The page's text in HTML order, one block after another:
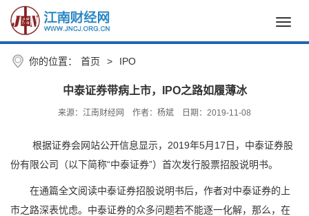
你的位置： 首页 > IPO
中泰证券带病上市，IPO之路如履薄冰
来源：江南财经网 作者：杨斌 日期：2019-11-08
根据证券会网站公开信息显示，2019年5月17日，中泰证券股
份有限公司（以下简称“中泰证券”）首次发行股票招股说明书。
在通篇全文阅读中泰证券招股说明书后，作者对中泰证券的上
市之路深表忧虑。中泰证券的众多问题若不能逐一化解，那么，在